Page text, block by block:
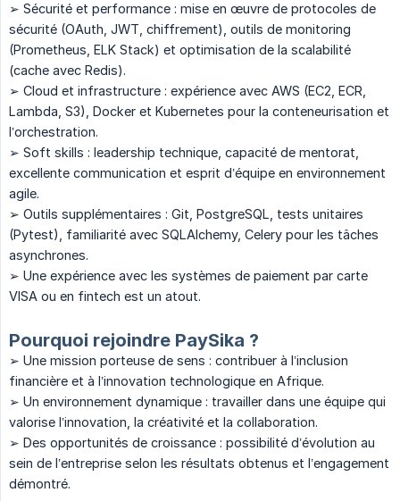
➢ Sécurité et performance : mise en œuvre de protocoles de
sécurité (OAuth, JWT, chiffrement), outils de monitoring
(Prometheus, ELK Stack) et optimisation de la scalabilité
(cache avec Redis).
➢ Cloud et infrastructure : expérience avec AWS (EC2, ECR,
Lambda, S3), Docker et Kubernetes pour la conteneurisation et
l’orchestration.
➢ Soft skills : leadership technique, capacité de mentorat,
excellente communication et esprit d’équipe en environnement
agile.
➢ Outils supplémentaires : Git, PostgreSQL, tests unitaires
(Pytest), familiarité avec SQLAlchemy, Celery pour les tâches
asynchrones.
➢ Une expérience avec les systèmes de paiement par carte
VISA ou en fintech est un atout.
Pourquoi rejoindre PaySika ?
➢ Une mission porteuse de sens : contribuer à l’inclusion
financière et à l’innovation technologique en Afrique.
➢ Un environnement dynamique : travailler dans une équipe qui
valorise l’innovation, la créativité et la collaboration.
➢ Des opportunités de croissance : possibilité d’évolution au
sein de l’entreprise selon les résultats obtenus et l’engagement
démontré.